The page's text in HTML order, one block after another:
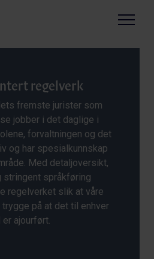
Menu
regelverk
fremste jurister som
jobber i det daglige i
forvaltningen og det
og har spesialkunnskap
Med detaljoversikt,
stringent språkføring
regelverket slik at våre
på at det til enhver
er ajourført.